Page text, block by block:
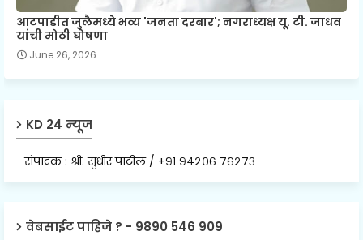
आटपाडीत जुलैमध्ये भव्य 'जनता दरबार'; नगराध्यक्ष यू. टी. जाधव
यांची मोठी घोषणा
June 26, 2026
KD 24 न्यूज
संपादक : श्री. सुधीर पाटील / +९१ ९४२०६ ७६२७३
वेबसाईट पाहिजे ? - 9890 546 909